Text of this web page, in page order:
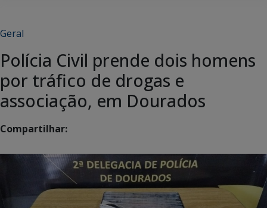
Geral
Polícia Civil prende dois homens
por tráfico de drogas e
associação, em Dourados
Compartilhar: